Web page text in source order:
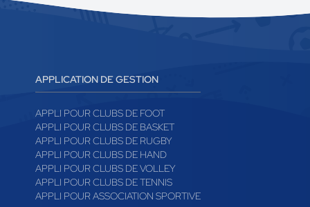
APPLICATION DE GESTION
APPLI POUR CLUBS DE FOOT
APPLI POUR CLUBS DE BASKET
APPLI POUR CLUBS DE RUGBY
APPLI POUR CLUBS DE HAND
APPLI POUR CLUBS DE VOLLEY
APPLI POUR CLUBS DE TENNIS
APPLI POUR ASSOCIATION SPORTIVE